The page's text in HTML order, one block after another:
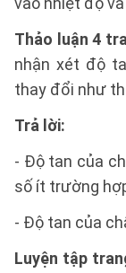
Thảo luận 4
nhận xét độ
thay đổi như
Trả lời:
- Độ tan của
số ít trường
- Độ tan của
Luyện tập